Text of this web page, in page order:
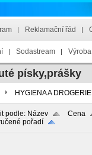
Reklamační řád
Sodastream
písky,prášky
HYGIENA A DROGERIE
podle: Název
Cena
pořadí